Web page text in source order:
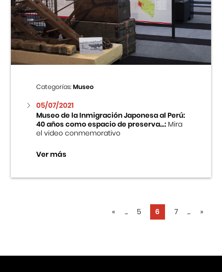
Categorías:Museo
05/07/2021
Museo de la Inmigración Japonesa al Perú:
40 años como espacio de preserva...:Mira
el video conmemorativo
Ver más
« ... 5 6 7 ... »